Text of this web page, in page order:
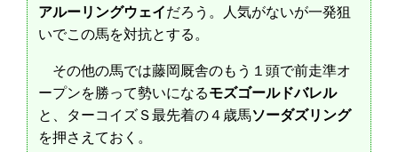
アルーリングウェイだろう。人気がないが一発狙
いでこの馬を対抗とする。
その他の馬では藤岡厩舎のもう１頭で前走準オ
ープンを勝って勢いになるモズゴールドバレル
と、ターコイズＳ最先着の４歳馬ソーダズリング
を押さえておく。